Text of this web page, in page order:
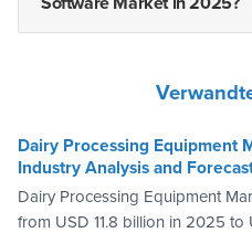
Dairy Processing Equipment
Industry Analysis and
Dairy Processing Equipment
from USD 11.8 billion in 2025